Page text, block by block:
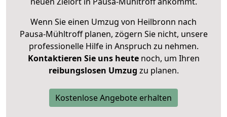
Wenn Sie einen Umzug von Heilbronn nach
Pausa-Mühltroff planen, zögern Sie nicht, unsere
professionelle Hilfe in Anspruch zu nehmen.
Kontaktieren Sie uns heutenoch, um Ihren
reibungslosen Umzug zu planen.
Kostenlose Angebote erhalten